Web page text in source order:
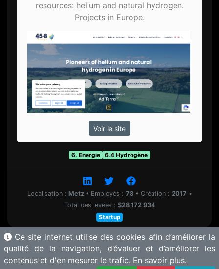
resources: helium and natural hydrogen.
Projects in Europe.
Voir le site
6. Energie 6.4 Hydrogène
Localisation : Metz • Employés : 78 • Création : 2017 •
Total des levées : $28 172 934
Startup
© 2025 Motherbase.ai pourTech&Fest-Proposer une solution
Ce site internet utilise des cookies afin d’améliorer la
qualité de la navigation, d’évaluer et d’améliorer les
contenus et d'en mesurer le trafic. En savoir plus.